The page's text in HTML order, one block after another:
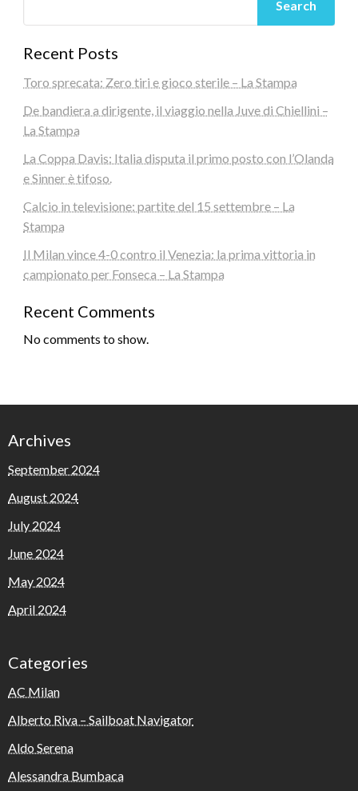
Search
Recent Posts
Toro sprecata: Zero tiri e gioco sterile – La Stampa
De bandiera a dirigente, il viaggio nella Juve di Chiellini –
La Stampa
La Coppa Davis: Italia disputa il primo posto con l’Olanda
e Sinner è tifoso.
Calcio in televisione: partite del 15 settembre – La
Stampa
Il Milan vince 4-0 contro il Venezia: la prima vittoria in
campionato per Fonseca – La Stampa
Recent Comments
No comments to show.
Archives
September 2024
August 2024
July 2024
June 2024
May 2024
April 2024
Categories
AC Milan
Alberto Riva – Sailboat Navigator
Aldo Serena
Alessandra Bumbaca